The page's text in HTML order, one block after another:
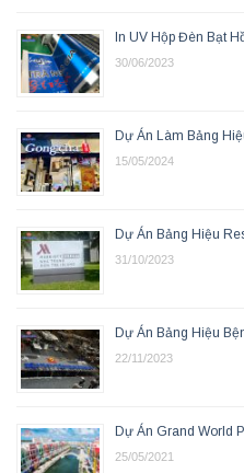
In UV Hộp Đèn Bạt
30/06/2023
Dự Án Làm Bảng
15/05/2024
Dự Án Bảng Hiệu
31/10/2023
Dự Án Bảng Hiệu
22/11/2023
Dự Án Grand World
25/05/2021